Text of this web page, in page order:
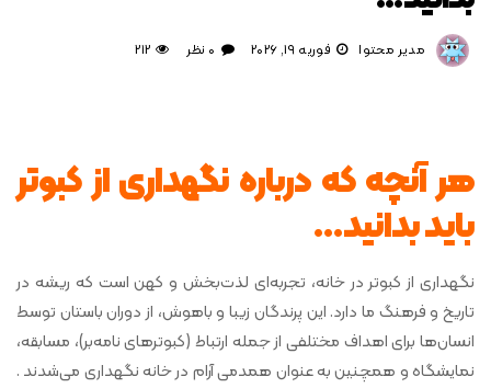
مدیر محتوا فوریه 19, 2026 0 نظر 212
هر آنچه که درباره نگهداری از کبوتر
باید بدانید…
نگهداری از کبوتر در خانه، تجربه‌ای لذت‌بخش و کهن است که ریشه در
تاریخ و فرهنگ ما دارد. این پرندگان زیبا و باهوش، از دوران باستان توسط
انسان‌ها برای اهداف مختلفی از جمله ارتباط (کبوترهای نامه‌بر)، مسابقه،
نمایشگاه و همچنین به عنوان همدمی آرام در خانه نگهداری می‌شدند .